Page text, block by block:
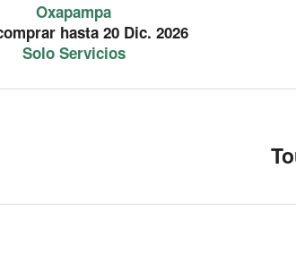
Oxapampa
hasta 20 Dic. 2026
Solo Servicios